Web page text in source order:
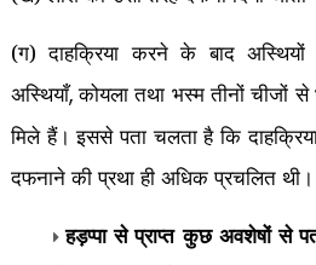
(ग) दाहक्रिया करने के बाद अस्थियों
अस्थियाँ,कोयला तथा भस्म तीनों चीजों
मिले हैं। इससे पता चलता है कि
दफनाने की प्रथा ही अधिक प्रचलित थी।
हड़प्पा से प्राप्त कुछ अवशेषों से